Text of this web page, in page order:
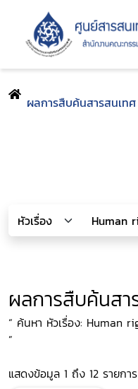
ผลการสืบค้นสารสนเทศ
ผลการสืบค้นสา
“ ค้นหา หัวเรื่อง: Human
”
แสดงข้อมูล 1 ถึง 12 รายกา